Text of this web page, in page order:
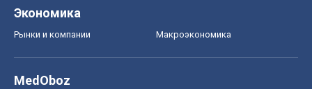
Экономика
Рынки и компании Mакроэкономика
MedOboz